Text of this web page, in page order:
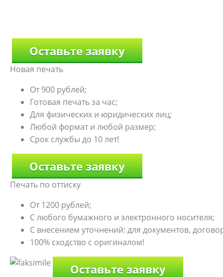
Оставьте заявку
Новая печать
От 900 рублей;
Готовая печать за час;
Для физических и юридических лиц;
Любой формат и любой размер;
Срок службы до 10 лет!
Оставьте заявку
Печать по оттиску
От 1200 рублей;
С любого бумажного и электронного носителя;
С внесением уточнений: для документов,
100% сходство с оригиналом!
Оставьте заявку